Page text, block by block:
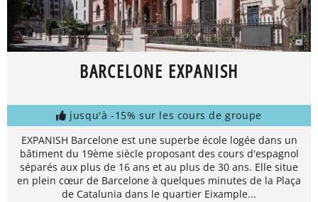
BARCELONE EXPANISH
jusqu'à -15% sur les cours de groupe
EXPANISH Barcelone est une superbe école logée dans un
bâtiment du 19ème siècle proposant des cours d'espagnol
séparés aux plus de 16 ans et au plus de 30 ans. Elle situe
en plein cœur de Barcelone à quelques minutes de la Plaça
de Catalunia dans le quartier Eixample...